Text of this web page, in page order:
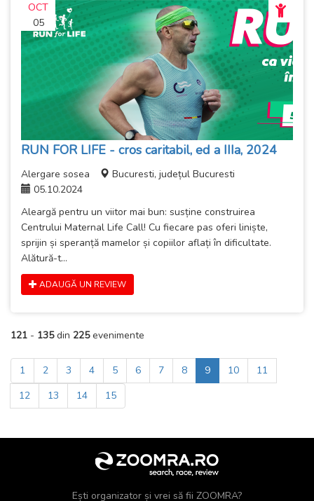
OCT
05
RUN FOR LIFE - cros caritabil, ed a IIIa, 2024
Alergare sosea
Bucuresti, județul Bucuresti
05.10.2024
Aleargă pentru un viitor mai bun: susține construirea
Centrului Maternal Life Call! Cu fiecare pas oferi liniște,
sprijin și speranță mamelor și copiilor aflați în dificultate.
Alătură-t...
ADAUGĂ UN REVIEW
121 - 135din 225evenimente
1 2 3 4 5 6 7 8 9 10
11
12
13 14 15
Ești organizator și vrei să fii ZOOMRA?